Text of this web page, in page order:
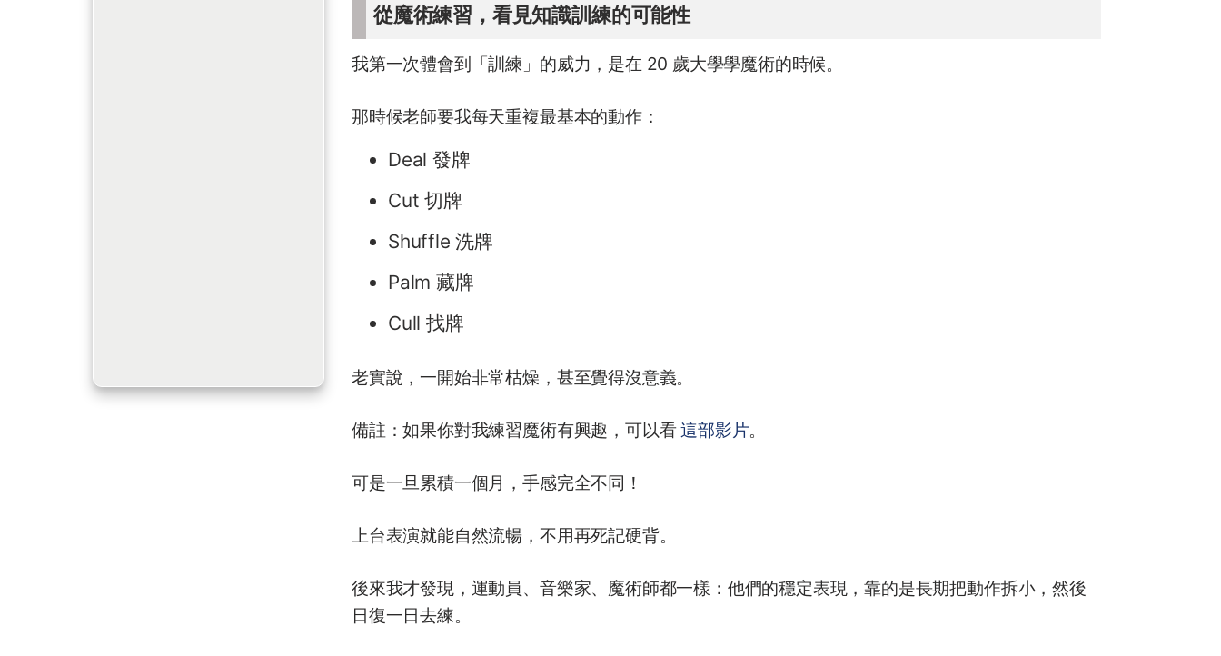
從魔術練習，看見知識訓練的可能性
我第一次體會到「訓練」的威力，是在 20 歲大學學魔術的時候。
那時候老師要我每天重複最基本的動作：
Deal 發牌
Cut 切牌
Shuffle 洗牌
Palm 藏牌
Cull 找牌
老實說，一開始非常枯燥，甚至覺得沒意義。
備註：如果你對我練習魔術有興趣，可以看這部影片。
可是一旦累積一個月，手感完全不同！
上台表演就能自然流暢，不用再死記硬背。
後來我才發現，運動員、音樂家、魔術師都一樣：他們的穩定表現，靠的是長期把動作拆小，然後
日復一日去練。